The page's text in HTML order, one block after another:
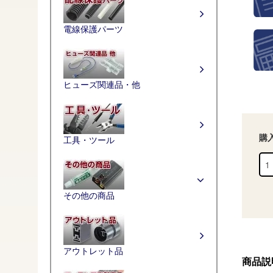
購
商品説
電線保護パーツ
ヒューズ関連品・他
工具・ツール
その他の商品
アウトレット品